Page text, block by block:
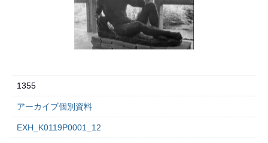
1355
アーカイブ個別資料
EXH_K0119P0001_12